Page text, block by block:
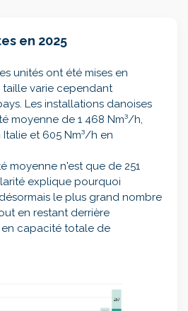
en 2025
unités ont été mises en
taille varie cependant
Les installations danoises
moyenne de 1 468 Nm³/h,
et 605 Nm³/h en
moyenne n'est que de 251
explique pourquoi
le plus grand nombre
en restant derrière
capacité totale de